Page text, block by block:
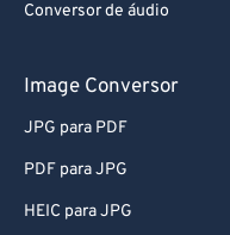
Conversor de áudio
Image Conversor
JPG para PDF
PDF para JPG
HEIC para JPG